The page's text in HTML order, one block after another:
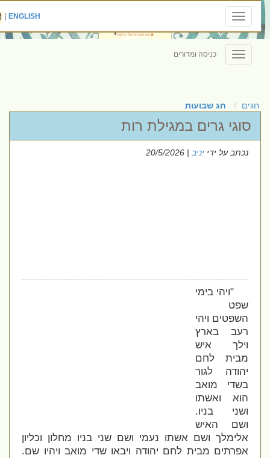
Toggle
navigation
ENGLISH
|
Toggle
navigation
כניסה ומדורים
חגים חג שבועות
סוגי גרים במגילת רות
נכתב על ידייניב| 20/5/2026
"ויהי בימי
שפט
השפטים ויהי
רעב בארץ
וילך איש
מבית לחם
יהודה לגור
בשדי מואב
הוא ואשתו
ושני בניו.
ושם האיש
אלימלך ושם אשתו נעמי ושם שני בניו מחלון וכליון
אפרתים מבית לחם יהודה ויבאו שדי מואב ויהיו שם.